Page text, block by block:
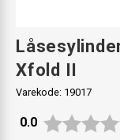
Xfold II
Varekode: 19017
0.0